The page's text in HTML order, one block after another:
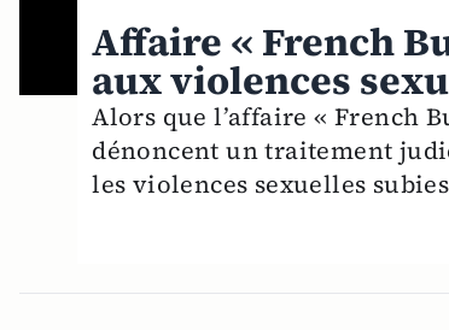
Affaire « French
aux violences
Alors que l’affaire « French
dénoncent un traitement
les violences sexuelles